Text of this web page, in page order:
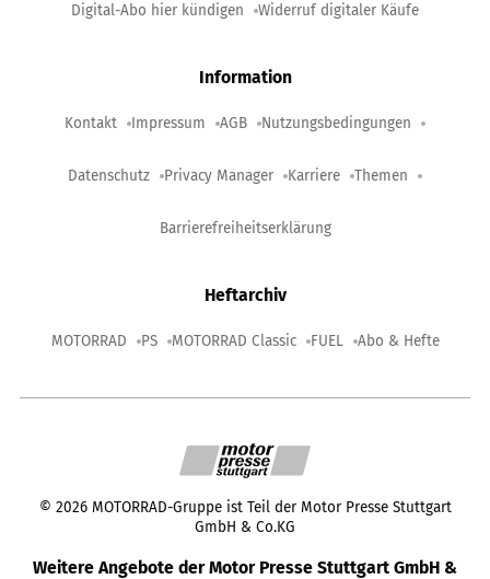
Digital-Abo hier kündigen Widerruf digitaler Käufe
Information
Kontakt Impressum AGB Nutzungsbedingungen
Datenschutz Privacy Manager Karriere Themen
Barrierefreiheitserklärung
Heftarchiv
MOTORRAD PS MOTORRAD Classic FUEL Abo & Hefte
© 2026 MOTORRAD-Gruppe ist Teil der Motor Presse Stuttgart
GmbH & Co.KG
Weitere Angebote der Motor Presse Stuttgart GmbH &